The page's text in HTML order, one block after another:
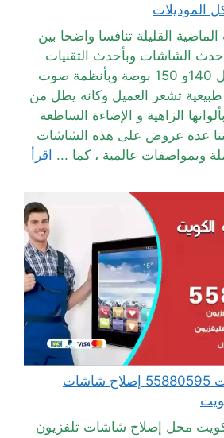
الموديلات
القليلة تنافسا واضحا بين
الشاشات وبأحدث التقنيات
وبأحجام متنوعة تصل 140و 150 بوصة وبأنظمة صوت
تشعر العميل وكانه يطل من
الزاهية و الإضاءة الساطعة
عدة عروض على هذه الشاشات
وبمواصفات عالمية ، كما ... اقرأ
فني تصليح تلفزيونات 55880595 إصلاح شاشات
محل إصلاح شاشات تلفزيون